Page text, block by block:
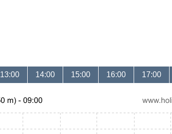
13:00 14:00 15:00 16:00 17:00